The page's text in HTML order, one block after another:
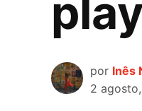
por Inês
2